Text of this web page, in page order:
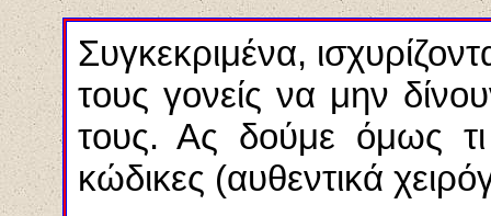
Συγκεκριμένα,
τους γονείς να μην
τους. Ας δούμε όμως τι
κώδικες (αυθεντικά